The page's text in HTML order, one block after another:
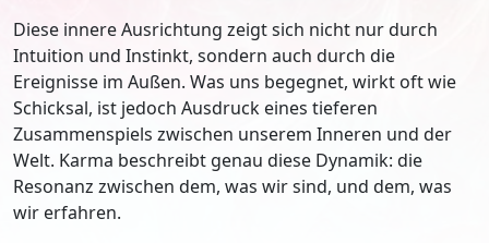
Diese innere Ausrichtung zeigt sich nicht nur durch
Intuition und Instinkt, sondern auch durch die
Ereignisse im Außen. Was uns begegnet, wirkt oft wie
Schicksal, ist jedoch Ausdruck eines tieferen
Zusammenspiels zwischen unserem Inneren und der
Welt. Karma beschreibt genau diese Dynamik: die
Resonanz zwischen dem, was wir sind, und dem, was
wir erfahren.